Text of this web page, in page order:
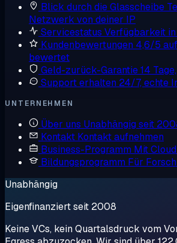
Blick durch die Glasscheibe
Netzwerk von deiner IP
Servicestatus Verfügbarkeit
Kundenbewertungen 4,6/5
bewertet
Geld-zurück-Garantie14
Support erhalten 24/7, echte
UNTERNEHMEN
Über uns Unabhängig seit
Kontakt Kontakt aufnehmen
Business-Programm Mit
Bildungsprogramm Für
Unabhängig
Eigenfinanziert seit 2008
Keine VCs, kein Quartalsdruck vom